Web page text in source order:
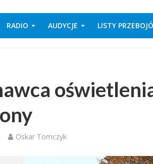
RADIO AUDYCJE LISTY
Oskar Tomczyk